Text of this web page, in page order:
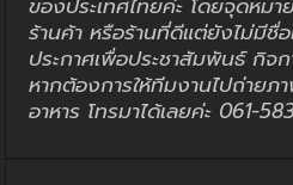
ของประเทศไทยค่ะ โดยจุดหมา
ร้านค้า หรือร้านที่ดีแต่ยังไม่มีชื่
ประกาศเพื่อประชาสัมพันธ์ กิจ
หากต้องการให้ทีมงานไปถ่าย
อาหาร โทรมาได้เลยค่ะ 061-